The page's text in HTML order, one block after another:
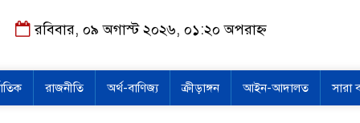
রবিবার, ০৯ অগাস্ট ২০২৬, ০১:২০ অপরাহ্ন
রাজনীতি অর্থ-বাণিজ্য ক্রীড়াঙ্গন আইন-আদালত সারা